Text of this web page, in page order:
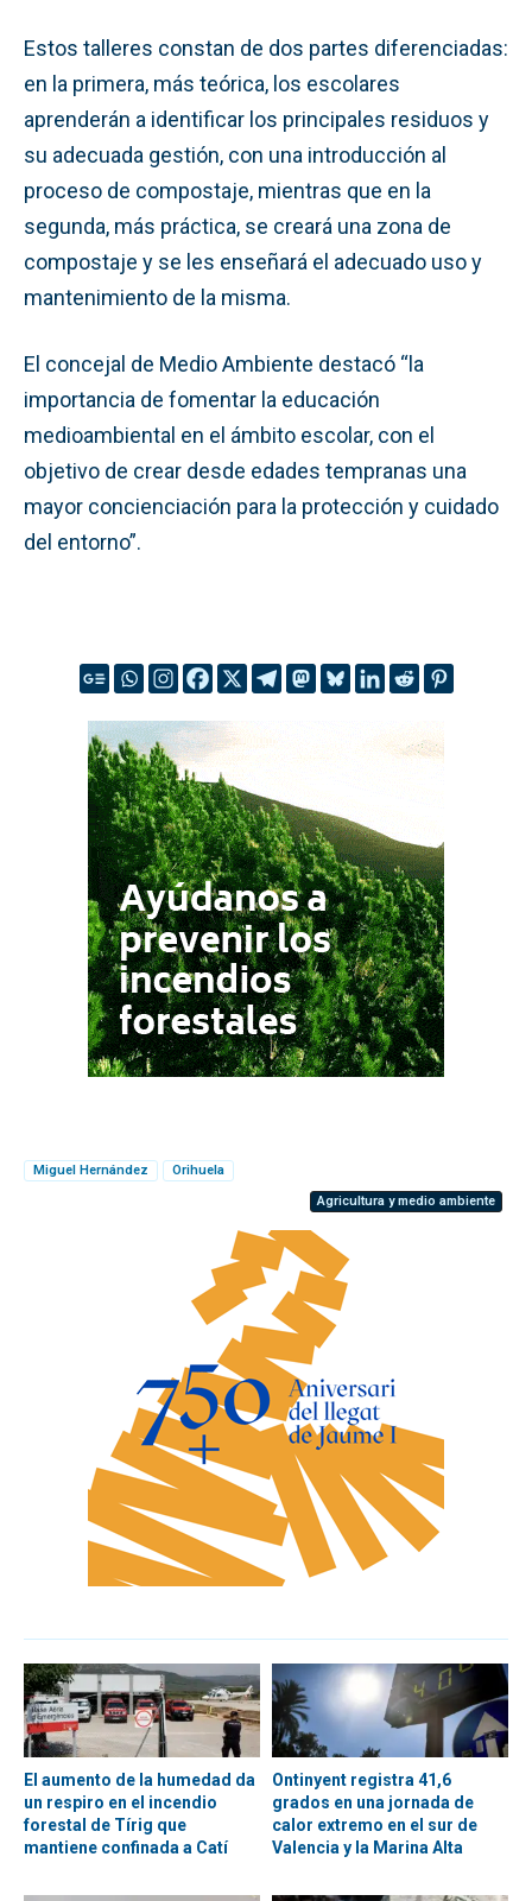
Estos talleres constan de dos partes diferenciadas:
en la primera, más teórica, los escolares
aprenderán a identificar los principales residuos y
su adecuada gestión, con una introducción al
proceso de compostaje, mientras que en la
segunda, más práctica, se creará una zona de
compostaje y se les enseñará el adecuado uso y
mantenimiento de la misma.
El concejal de Medio Ambiente destacó “la
importancia de fomentar la educación
medioambiental en el ámbito escolar, con el
objetivo de crear desde edades tempranas una
mayor concienciación para la protección y cuidado
del entorno”.
Miguel Hernández
Orihuela
Agricultura y medio ambiente
El aumento de la humedad da
un respiro en el incendio
forestal de Tírig que
mantiene confinada a Catí
Ontinyent registra 41,6
grados en una jornada de
calor extremo en el sur de
Valencia y la Marina Alta